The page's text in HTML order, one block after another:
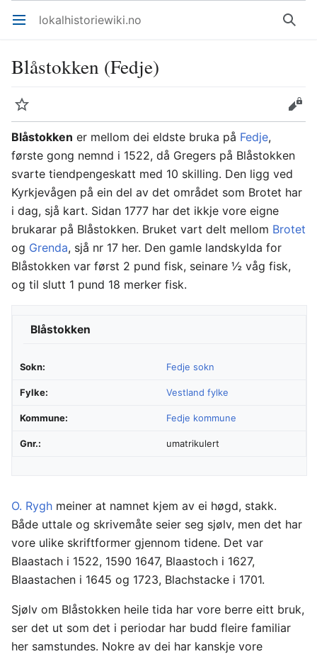
Åpne hovedmenyen lokalhistoriewiki.no Søk
Blåstokken (Fedje)
Overvåk
Rediger
Blåstokken er mellom dei eldste bruka på Fedje,
første gong nemnd i 1522, då Gregers på Blåstokken
svarte tiendpengeskatt med 10 skilling. Den ligg ved
Kyrkjevågen på ein del av det området som Brotet har
i dag, sjå kart. Sidan 1777 har det ikkje vore eigne
brukarar på Blåstokken. Bruket vart delt mellom Brotet
og Grenda, sjå nr 17 her. Den gamle landskylda for
Blåstokken var først 2 pund fisk, seinare ½ våg fisk,
og til slutt 1 pund 18 merker fisk.
Blåstokken
Sokn: Fedje sokn
Fylke: Vestland fylke
Kommune: Fedje kommune
Gnr.: umatrikulert
O. Rygh meiner at namnet kjem av ei høgd, stakk.
Både uttale og skrivemåte seier seg sjølv, men det har
vore ulike skriftformer gjennom tidene. Det var
Blaastach i 1522, 1590 1647, Blaastoch i 1627,
Blaastachen i 1645 og 1723, Blachstacke i 1701.
Sjølv om Blåstokken heile tida har vore berre eitt bruk,
ser det ut som det i periodar har budd fleire familiar
her samstundes. Nokre av dei har kanskje vore